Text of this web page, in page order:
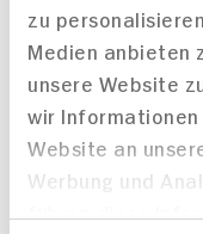
zu
Medien anbieten
unsere Website
wir Informationen
Website an
Werbung und
Valess Gouda
Caprese